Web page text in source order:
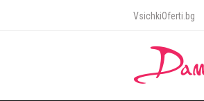
VsichkiOferti.bg